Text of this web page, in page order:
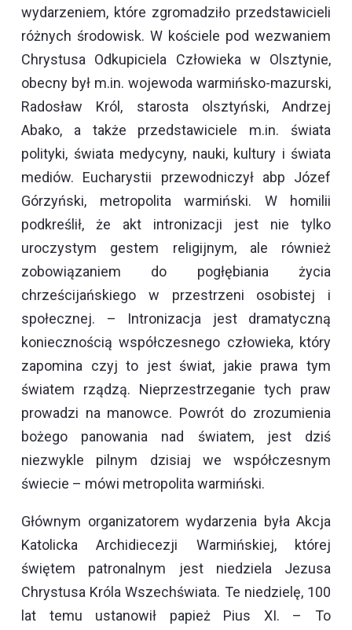
wydarzeniem, które zgromadziło przedstawicieli
różnych środowisk. W kościele pod wezwaniem
Chrystusa Odkupiciela Człowieka w Olsztynie,
obecny był m.in. wojewoda warmińsko-mazurski,
Radosław Król, starosta olsztyński, Andrzej
Abako, a także przedstawiciele m.in. świata
polityki, świata medycyny, nauki, kultury i świata
mediów. Eucharystii przewodniczył abp Józef
Górzyński, metropolita warmiński. W homilii
podkreślił, że akt intronizacji jest nie tylko
uroczystym gestem religijnym, ale również
zobowiązaniem do pogłębiania życia
chrześcijańskiego w przestrzeni osobistej i
społecznej. – Intronizacja jest dramatyczną
koniecznością współczesnego człowieka, który
zapomina czyj to jest świat, jakie prawa tym
światem rządzą. Nieprzestrzeganie tych praw
prowadzi na manowce. Powrót do zrozumienia
bożego panowania nad światem, jest dziś
niezwykle pilnym dzisiaj we współczesnym
świecie – mówi metropolita warmiński.
Głównym organizatorem wydarzenia była Akcja
Katolicka Archidiecezji Warmińskiej, której
świętem patronalnym jest niedziela Jezusa
Chrystusa Króla Wszechświata. Te niedzielę, 100
lat temu ustanowił papież Pius XI. – To